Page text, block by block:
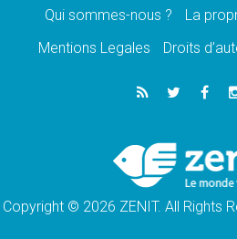
message de paix et
«La visite du Pape
05.08.2026
Le nonce en Ukraine:
Léon XIV au Pérou,
un peuple en quête
Qui sommes-nous ? La
Mentions Legales
Droits
Copyright © 2026 ZENIT. All Rights